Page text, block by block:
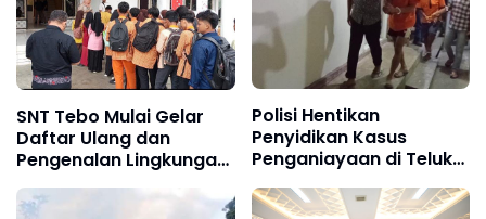
SNT Tebo Mulai Gelar
Daftar Ulang dan
Pengenalan Lingkungan
Sekolah, Puluhan Calon
Siswa Hadir Bersama
Polisi Hentikan
Penyidikan Kasus
Penganiayaan di Teluk
Mekanisme Keadilan